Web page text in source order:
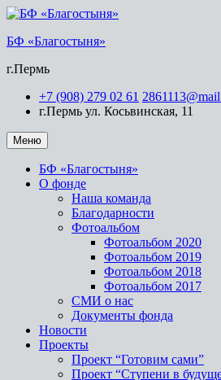
БФ «Благостыня»
г.Пермь
+7 (908) 279 02 61
г.Пермь ул. Косьвинская, 11
Меню
БФ «Благостыня»
О фонде
Наша команда
Благодарности
Фотоальбом
Фотоальбом 2020
Фотоальбом 2019
Фотоальбом 2018
Фотоальбом 2017
СМИ о нас
Документы фонда
Новости
Проекты
Проект “Готовим сами”
Проект “Ступени в